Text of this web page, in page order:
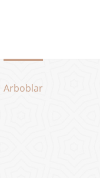
Arboblar